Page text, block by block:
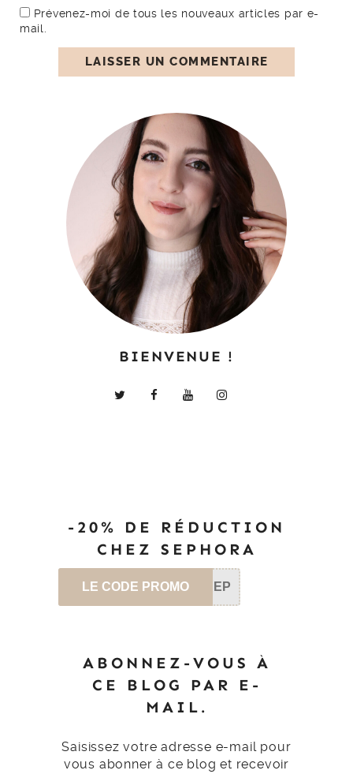
Prévenez-moi de tous les nouveaux articles par e-
mail.
BIENVENUE !
-20% DE RÉDUCTION
CHEZ SEPHORA
LE CODE PROMO SEP
ABONNEZ-VOUS À
CE BLOG PAR E-
MAIL.
Saisissez votre adresse e-mail pour
vous abonner à ce blog et recevoir